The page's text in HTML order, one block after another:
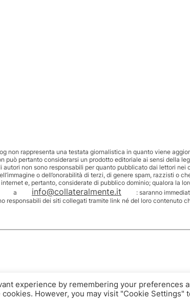
non rappresenta una testata giornalistica in quanto viene
può pertanto considerarsi un prodotto editoriale ai sensi della
autori non sono responsabili per quanto pubblicato dai lettori nei
o dell’onorabilità di terzi, di genere spam, razzisti o
e, pertanto, considerate di pubblico dominio; qualora la
a
info@collateralmente.it
: saranno
responsabili dei siti collegati tramite link né del loro contenuto
experience by remembering your preferences
However, you may visit "Cookie Settings"